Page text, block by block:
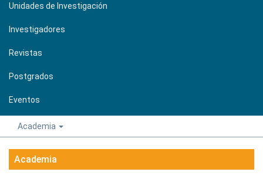
Unidades de Investigación
Investigadores
Revistas
Postgrados
Eventos
Academia
Academia